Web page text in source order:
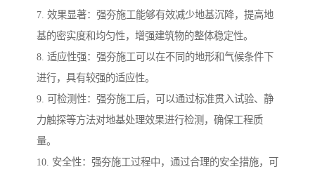
7. 效果显著：强夯施工能够有效减少地基沉降，提高地
基的密实度和均匀性，增强建筑物的整体稳定性。
8. 适应性强：强夯施工可以在不同的地形和气候条件下
进行，具有较强的适应性。
9. 可检测性：强夯施工后，可以通过标准贯入试验、静
力触探等方法对地基处理效果进行检测，确保工程质
量。
10. 安全性：强夯施工过程中，通过合理的安全措施，可